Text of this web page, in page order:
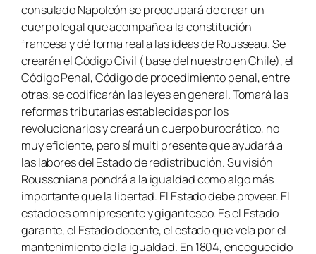
consulado Napoleón se preocupará de crear un
cuerpo legal que acompañe a la constitución
francesa y dé forma real a las ideas de Rousseau. Se
crearán el Código Civil ( base del nuestro en Chile), el
Código Penal, Código de procedimiento penal, entre
otras, se codificarán las leyes en general. Tomará las
reformas tributarias establecidas por los
revolucionarios y creará un cuerpo burocrático, no
muy eficiente, pero sí multi presente que ayudará a
las labores del Estado de redistribución. Su visión
Roussoniana pondrá a la igualdad como algo más
importante que la libertad. El Estado debe proveer. El
estado es omnipresente y gigantesco. Es el Estado
garante, el Estado docente, el estado que vela por el
mantenimiento de la igualdad. En 1804, enceguecido